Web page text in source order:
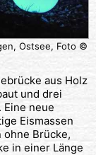
Ostsee, Foto ©
aus Holz
und drei
neue
Eismassen
ohne Brücke,
in einer Länge